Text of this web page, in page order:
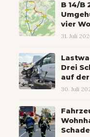
B 14/B
vier
31. Juli
Drei
auf
30. Juli